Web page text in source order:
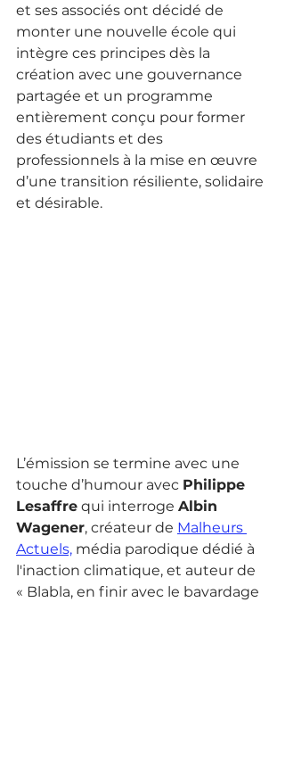
et ses associés ont décidé de
monter une nouvelle école qui
intègre ces principes dès la
création avec une gouvernance
partagée et un programme
entièrement conçu pour former
des étudiants et des
professionnels à la mise en œuvre
d’une transition résiliente, solidaire
et désirable.
L’émission se termine avec une
touche d’humour avec Philippe
Lesaffre qui interroge Albin
Wagener, créateur de Malheurs
Actuels, média parodique dédié à
l'inaction climatique, et auteur de
« Blabla, en finir avec le bavardage